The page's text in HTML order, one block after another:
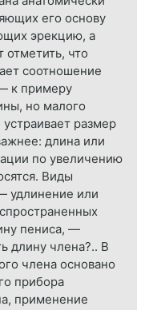
его основу
эрекцию, а
отметить, что
соотношение
к примеру
но малого
размер
длина или
по увеличению
Виды
удлинение или
пениса, —
длину члена?.. В
члена основано
прибора
применение